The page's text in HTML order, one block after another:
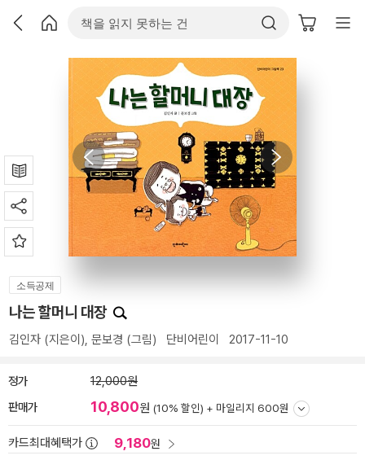
소득공제
나는 할머니 대장
김인자 (지은이), 문보경 (그림) 단비어린이 2017-11-10
정가 12,000원
판매가 10,800원 (10% 할인) + 마일리지 600원
카드최대혜택가 9,180원